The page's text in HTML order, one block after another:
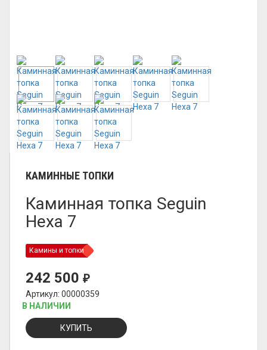
КАМИННЫЕ ТОПКИ
Каминная топка Seguin
Hexa 7
Камины и топки
242 500 ₽
Артикул: 00000359
В НАЛИЧИИ
КУПИТЬ